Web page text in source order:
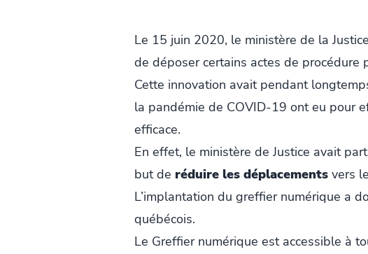
Le 15 juin 2020, le ministère de la
de déposer certains actes de procédure
Cette innovation avait pendant
la pandémie de COVID-19 ont eu pour
efficace.
En effet, le ministère de Justice avait
but de réduire les déplacements vers
L’implantation du greffier numérique a
québécois.
Le Greffier numérique est accessible à